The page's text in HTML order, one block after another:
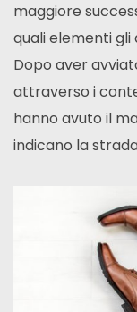
maggiore
quali elementi
Dopo aver
attraverso i
hanno avuto il
indicano la